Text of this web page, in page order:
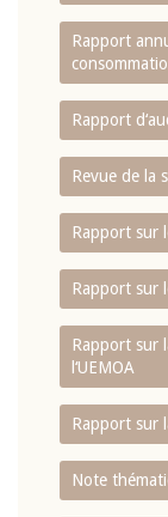
Rapport
Rapport
Revue de la
Rapport sur
Rapport sur
Rapport sur
l‘UEMOA
Rapport sur
Note